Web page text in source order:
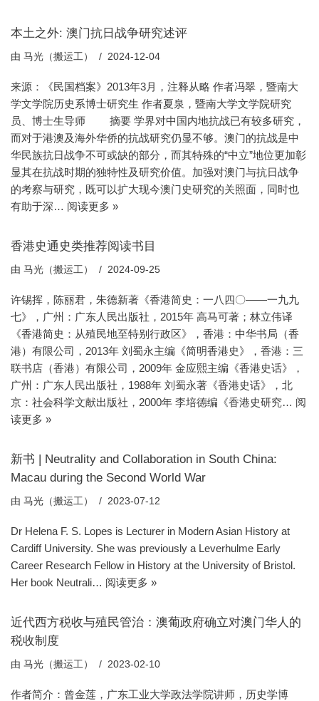
本土之外: 澳门抗日战争研究述评
由 马光（搬运工） 2024-12-04
来源：《民国档案》2013年3月，注释从略 作者冯翠，暨南大
学文学院历史系博士研究生 作者夏泉，暨南大学文学院研究
员、博士生导师 摘要 学界对中国内地抗战已有较多研究，
而对于港澳及海外华侨的抗战研究仍显不够。澳门的抗战是中
华民族抗日战争不可或缺的部分，而其特殊的“中立”地位更加彰
显其在抗战时期的独特性及研究价值。加强对澳门与抗日战争
的考察与研究，既可以扩大现今澳门史研究的关照面，同时也
有助于深… 阅读更多 »
香港史通史类推荐阅读书目
由 马光（搬运工） 2024-09-25
许锡挥，陈丽君，朱德新著《香港简史：一八四〇——一九九
七》，广州：广东人民出版社，2015年 高马可著；林立伟译
《香港简史：从殖民地至特别行政区》，香港：中华书局（香
港）有限公司，2013年 刘蜀永主编《简明香港史》，香港：三
联书店（香港）有限公司，2009年 金应熙主编《香港史话》，
广州：广东人民出版社，1988年 刘蜀永著《香港史话》，北
京：社会科学文献出版社，2000年 李培德编《香港史研究… 阅
读更多 »
新书 | Neutrality and Collaboration in South China:
Macau during the Second World War
由 马光（搬运工） 2023-07-12
Dr Helena F. S. Lopes is Lecturer in Modern Asian History at
Cardiff University. She was previously a Leverhulme Early
Career Research Fellow in History at the University of Bristol.
Her book Neutrali… 阅读更多 »
近代西方税收与殖民管治：澳葡政府确立对澳门华人的
税收制度
由 马光（搬运工） 2023-02-10
作者简介：曾金莲，广东工业大学政法学院讲师，历史学博